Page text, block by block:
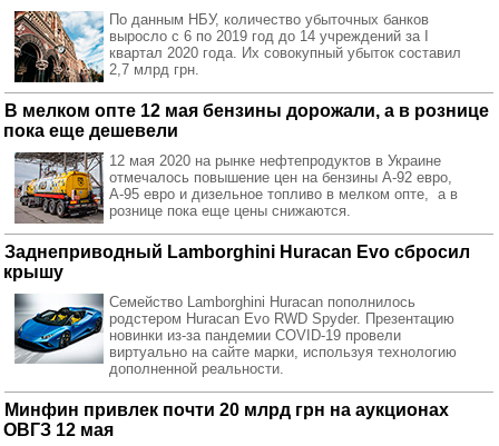
По данным НБУ, количество убыточных банков
выросло с 6 по 2019 год до 14 учреждений за I
квартал 2020 года. Их совокупный убыток составил
2,7 млрд грн.
В мелком опте 12 мая бензины дорожали, а в рознице
пока еще дешевели
12 мая 2020 на рынке нефтепродуктов в Украине
отмечалось повышение цен на бензины А-92 евро,
А-95 евро и дизельное топливо в мелком опте, а в
рознице пока еще цены снижаются.
Заднеприводный Lamborghini Huracan Evo сбросил
крышу
Семейство Lamborghini Huracan пополнилось
родстером Huracan Evo RWD Spyder. Презентацию
новинки из-за пандемии COVID-19 провели
виртуально на сайте марки, используя технологию
дополненной реальности.
Минфин привлек почти 20 млрд грн на аукционах
ОВГЗ 12 мая